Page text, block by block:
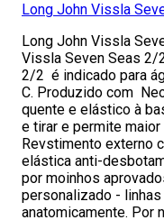
Long John Vissla
Long John Vissla
Vissla Seven Seas 2/
2/2 é indicado para
C. Produzido com
quente e elástico à
e tirar e permite
Revstimento externo
elástica anti-
por moinhos
personalizado -
anatomicamente. Por